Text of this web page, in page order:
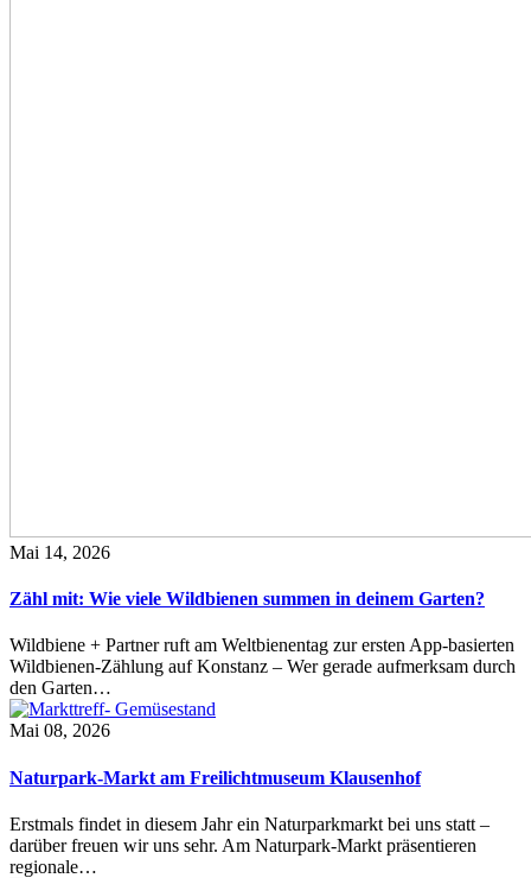
Mai 14, 2026
Zähl mit: Wie viele Wildbienen summen in deinem Garten?
Wildbiene + Partner ruft am Weltbienentag zur ersten App-basierten
Wildbienen-Zählung auf Konstanz – Wer gerade aufmerksam durch
den Garten…
Mai 08, 2026
Naturpark-Markt am Freilichtmuseum Klausenhof
Erstmals findet in diesem Jahr ein Naturparkmarkt bei uns statt –
darüber freuen wir uns sehr. Am Naturpark-Markt präsentieren
regionale…